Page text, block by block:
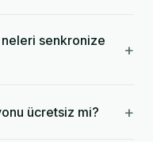
senkronize
+
ücretsiz mi? +